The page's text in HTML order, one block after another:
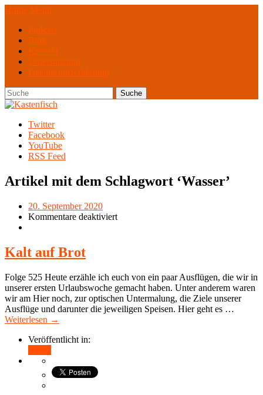
Home Menü
Podcast
Blog
Kontakt
Unterstützung
Datenschutzerklärung
Twitter
Facebook
YouTube
RSS Feed
Artikel mit dem Schlagwort ‘Wasser’
20. September 2020
Kommentare deaktiviert
Kalt auf Brot
Folge 525 Heute erzähle ich euch von ein paar Ausflügen, die wir in
unserer ersten Urlaubswoche gemacht haben. Unter anderem waren
wir am Hier noch, zur optischen Untermalung, die Ziele unserer
Ausflüge und darunter die jeweiligen Speisen. Hier geht es …
Weiterlesen →
Veröffentlicht in: